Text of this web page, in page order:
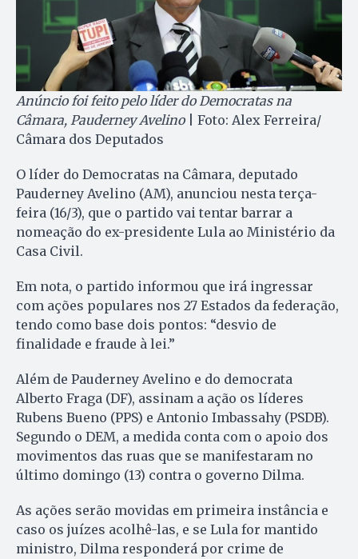
Anúncio foi feito pelo líder do Democratas na
Câmara, Pauderney Avelino| Foto: Alex Ferreira/
Câmara dos Deputados
O líder do Democratas na Câmara, deputado
Pauderney Avelino (AM), anunciou nesta terça-
feira (16/3), que o partido vai tentar barrar a
nomeação do ex-presidente Lula ao Ministério da
Casa Civil.
Em nota, o partido informou que irá ingressar
com ações populares nos 27 Estados da federação,
tendo como base dois pontos: “desvio de
finalidade e fraude à lei.”
Além de Pauderney Avelino e do democrata
Alberto Fraga (DF), assinam a ação os líderes
Rubens Bueno (PPS) e Antonio Imbassahy (PSDB).
Segundo o DEM, a medida conta com o apoio dos
movimentos das ruas que se manifestaram no
último domingo (13) contra o governo Dilma.
As ações serão movidas em primeira instância e
caso os juízes acolhê-las, e se Lula for mantido
ministro, Dilma responderá por crime de